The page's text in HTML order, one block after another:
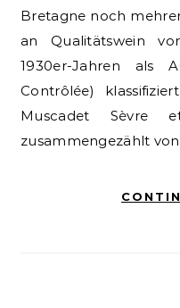
Bretagne noch
an Qualitätswein
1930er-Jahren als
Contrôlée)
Muscadet Sèvre
zusammengezählt